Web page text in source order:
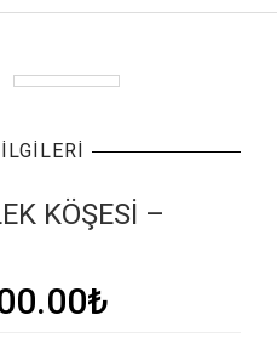
KÖŞESI –
₺